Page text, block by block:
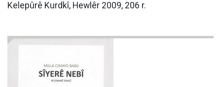
Kelepûrê Kurdkî, Hewlêr 2009, 206 r.